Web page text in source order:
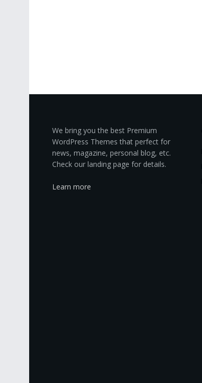
We bring you the best Premium
WordPress Themes that perfect for
news, magazine, personal blog, etc.
Check our landing page for details.
Learn more